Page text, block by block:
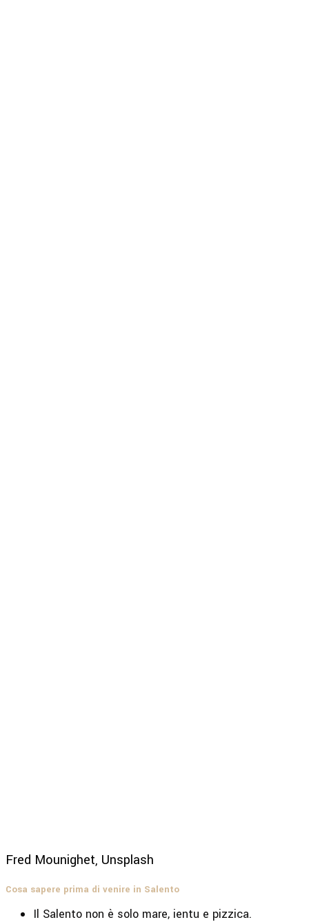
Fred Mounighet, Unsplash
Cosa sapere prima di venire in Salento
Il Salento non è solo mare, ientu e pizzica.